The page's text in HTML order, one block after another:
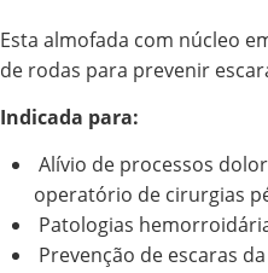
Esta almofada com núcleo
de rodas para prevenir
Indicada para:
Alívio de processos
operatório de cirurgias
Patologias
Prevenção de escaras